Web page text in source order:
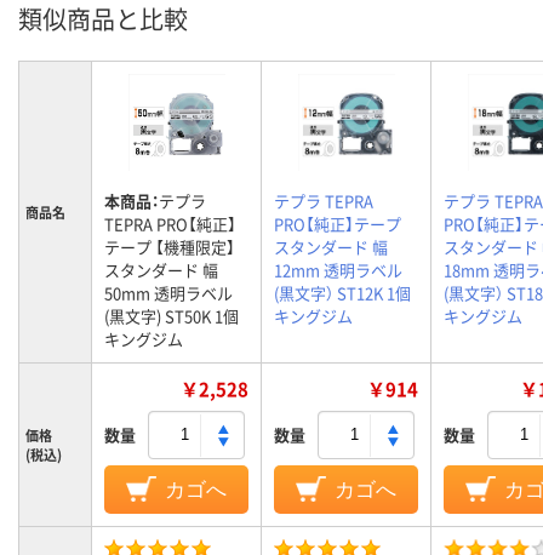
類似商品と比較
商品名 本商品：テプラ
TEPRA PRO【純正】
テープ 【機種限定】
スタンダード 幅
50mm 透明ラベル
(黒文字) ST50K 1個
キングジム
テプラ TEPRA
PRO【純正】テープ
スタンダード 幅
12mm 透明ラベル
(黒文字） ST12K 1個
キングジム
テプラ TEPRA
PRO【純正】
スタンダード
18mm 透明
(黒文字）
キングジム
価格
(税込)
￥2,528
数量
カゴへ
￥914
数量
カゴへ
数量
カ